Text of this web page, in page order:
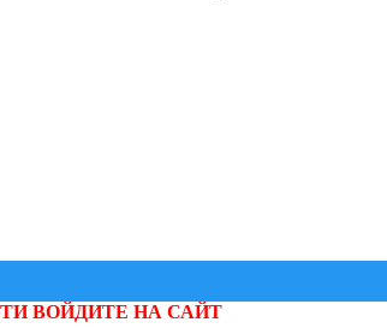
ВОЙДИТЕ НА САЙТ